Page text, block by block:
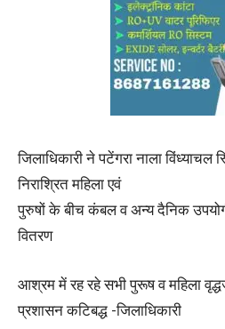
जिलाधिकारी ने पटेंगरा नाला
निराश्रित महिला एवं
पुरुषों के बीच कंबल व अन्य दैनिक
वितरण
आश्रम में रह रहे सभी पुरूष व महिला
प्रशासन कटिबद्ध -जिलाधिकारी